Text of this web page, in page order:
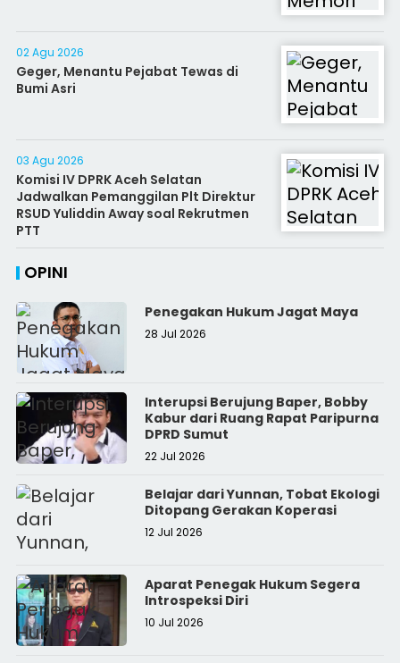
02 Agu 2026
Geger, Menantu Pejabat Tewas di
Bumi Asri
03 Agu 2026
Komisi IV DPRK Aceh Selatan
Jadwalkan Pemanggilan Plt Direktur
RSUD Yuliddin Away soal Rekrutmen
PTT
OPINI
Penegakan Hukum Jagat Maya
28 Jul 2026
Interupsi Berujung Baper, Bobby
Kabur dari Ruang Rapat Paripurna
DPRD Sumut
22 Jul 2026
Belajar dari Yunnan, Tobat Ekologi
Ditopang Gerakan Koperasi
12 Jul 2026
Aparat Penegak Hukum Segera
Introspeksi Diri
10 Jul 2026